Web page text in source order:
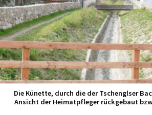
Die Künette, durch die der Tschenglser
Ansicht der Heimatpfleger rückgebaut